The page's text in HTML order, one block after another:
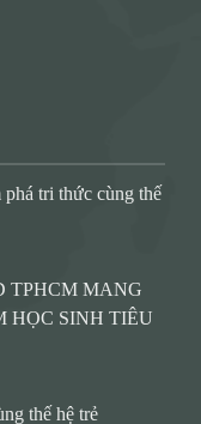
tri thức cùng thế
TPHCM MANG
HỌC SINH TIÊU
thế hệ trẻ